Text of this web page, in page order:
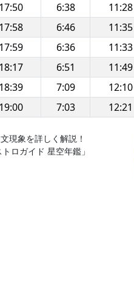
17:50 6:38 11:28
17:58 6:46 11:35
17:59 6:36 11:33
18:17 6:51 11:49
18:39 7:09 12:10
19:00 7:03 12:21
現象を詳しく解説！
ロガイド 星空年鑑」